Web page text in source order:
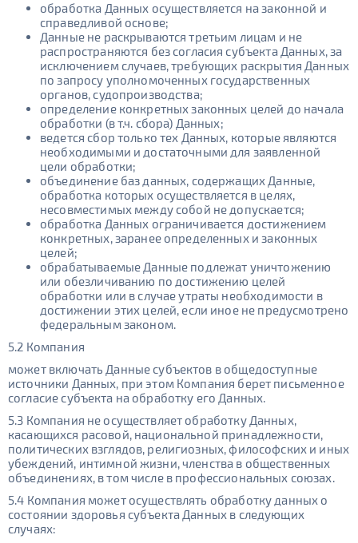
обработка Данных осуществляется на законной и
справедливой основе;
Данные не раскрываются третьим лицам и не
распространяются без согласия субъекта Данных, за
исключением случаев, требующих раскрытия Данных
по запросу уполномоченных государственных
органов, судопроизводства;
определение конкретных законных целей до начала
обработки (в т.ч. сбора) Данных;
ведется сбор только тех Данных, которые являются
необходимыми и достаточными для заявленной
цели обработки;
объединение баз данных, содержащих Данные,
обработка которых осуществляется в целях,
несовместимых между собой не допускается;
обработка Данных ограничивается достижением
конкретных, заранее определенных и законных
целей;
обрабатываемые Данные подлежат уничтожению
или обезличиванию по достижению целей
обработки или в случае утраты необходимости в
достижении этих целей, если иное не предусмотрено
федеральным законом.
5.2 Компания
может включать Данные субъектов в общедоступные
источники Данных, при этом Компания берет письменное
согласие субъекта на обработку его Данных.
5.3 Компания не осуществляет обработку Данных,
касающихся расовой, национальной принадлежности,
политических взглядов, религиозных, философских и иных
убеждений, интимной жизни, членства в общественных
объединениях, в том числе в профессиональных союзах.
5.4 Компания может осуществлять обработку данных о
состоянии здоровья субъекта Данных в следующих
случаях: